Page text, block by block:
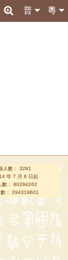
粵
普
人數： 3281
年 7 月 8 日起
數： 80284262
： 294319601